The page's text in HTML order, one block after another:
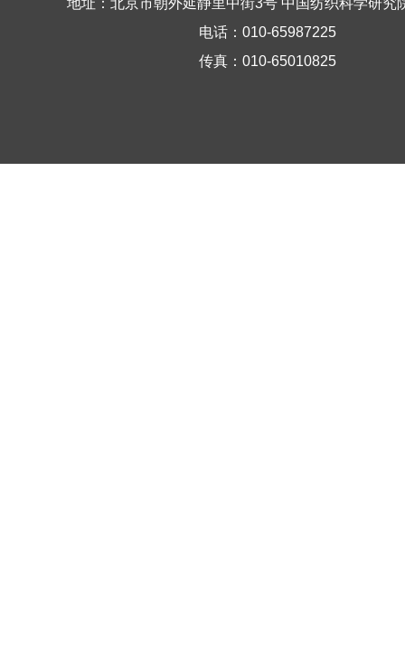
地址：北京市朝外延静里中街3号 中国纺织科学研究
电话：010-65987225
传真：010-65010825